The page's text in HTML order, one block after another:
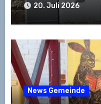
20. Juli 2026
News Gemeinde